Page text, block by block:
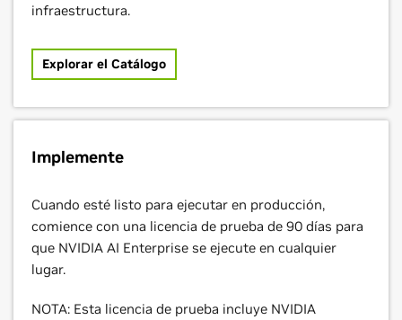
infraestructura.
Explorar el Catálogo
Implemente
Cuando esté listo para ejecutar en producción,
comience con una licencia de prueba de 90 días para
que NVIDIA AI Enterprise se ejecute en cualquier
lugar.
NOTA: Esta licencia de prueba incluye NVIDIA